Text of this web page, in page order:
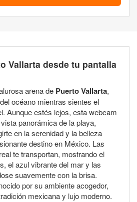
Vallarta desde tu pantalla
arena de Puerto Vallarta,
océano mientras sientes el
Aunque estés lejos, esta webcam
panorámica de la playa,
en la serenidad y la belleza
destino en México. Las
te transportan, mostrando el
el azul vibrante del mar y las
suavemente con la brisa.
por su ambiente acogedor,
mexicana y lujo moderno.